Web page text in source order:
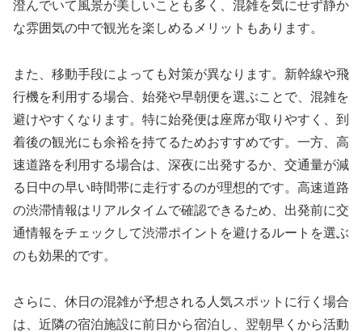
澄んでいて風景が美しいことも多く、混雑を気にせず静か
な雰囲気の中で観光を楽しめるメリットもあります。
また、移動手段によっても対策が異なります。新幹線や飛
行機を利用する場合、始発や早朝便を選ぶことで、混雑を
避けやすくなります。特に始発便は座席が取りやすく、到
着後の観光にも余裕を持てるためおすすめです。一方、高
速道路を利用する場合は、深夜に出発するか、交通量が減
る日中の早い時間帯に走行するのが理想的です。高速道路
の渋滞情報はリアルタイムで確認できるため、出発前に交
通情報をチェックして渋滞ポイントを避けるルートを選ぶ
のも効果的です。
さらに、休日の混雑が予想される人気スポットに行く場合
は、近隣の宿泊施設に前日から宿泊し、翌朝早くから活動